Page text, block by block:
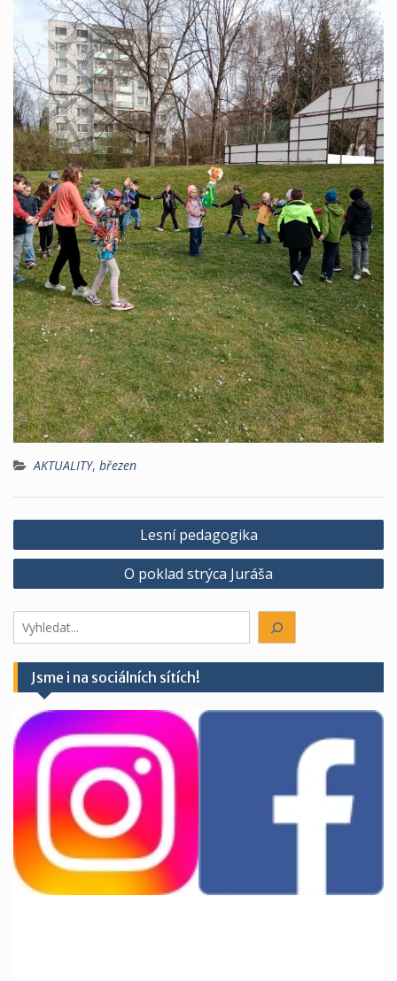
AKTUALITY, březen
Navigace
pro
Lesní pedagogika
O poklad strýca Juráša
Hledáte
něco?
Jsme i na sociálních sítích!